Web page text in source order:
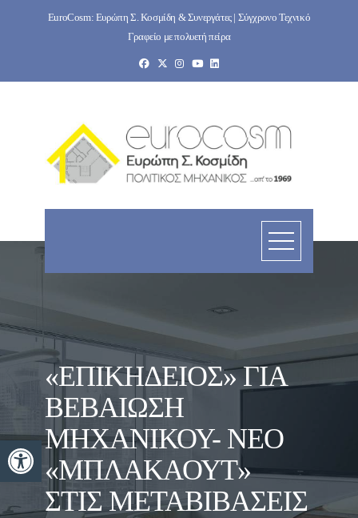
Ανοίξτε τη γραμμή εργαλείων
EuroCosm: Ευρώπη Σ. Κοσμίδη & Συνεργάτες | Σύγχρονο Τεχνικό
Γραφείο με πολυετή πείρα
«ΕΠΙΚΉΔΕΙΟΣ» ΓΙΑ
ΒΕΒΑΊΩΣΗ
ΜΗΧΑΝΙΚΟΎ- ΝΈΟ
«ΜΠΛΑΚΆΟΥΤ»
ΣΤΙΣ ΜΕΤΑΒΙΒΆΣΕΙΣ